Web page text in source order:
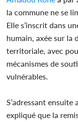
la commune ne se
Elle s’inscrit dans
humain, axée sur la
territoriale, avec
mécanismes de
vulnérables.
S’adressant
expliqué que la